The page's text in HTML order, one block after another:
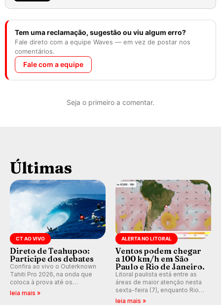
Tem uma reclamação, sugestão ou viu algum erro?
Fale direto com a equipe Waves — em vez de postar nos
comentários.
Fale com a equipe
Seja o primeiro a comentar.
Últimas
CT AO VIVO
Direto de Teahupoo:
Participe dos debates
Confira ao vivo o Outerknown
Tahiti Pro 2026, na onda que
coloca à prova até os
melhores surfistas do mundo.
leia mais »
ALERTA NO LITORAL
Ventos podem chegar
a 100 km/h em São
Paulo e Rio de Janeiro.
Litoral paulista está entre as
áreas de maior atenção nesta
sexta-feira (7), enquanto Rio
de Janeiro também recebe
leia mais »